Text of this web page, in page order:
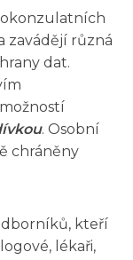
zavádějí různá
dat.
. Osobní
chráněny
kteří
lékaři,